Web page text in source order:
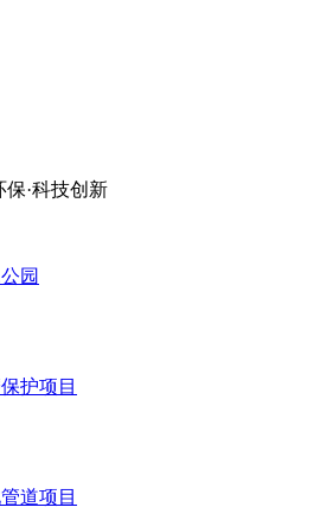
保·科技创新
园
护项目
道项目